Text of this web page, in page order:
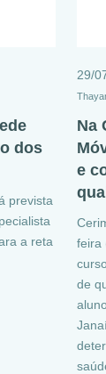
dos
prevista
a reta
29/
Na
e
feira
de